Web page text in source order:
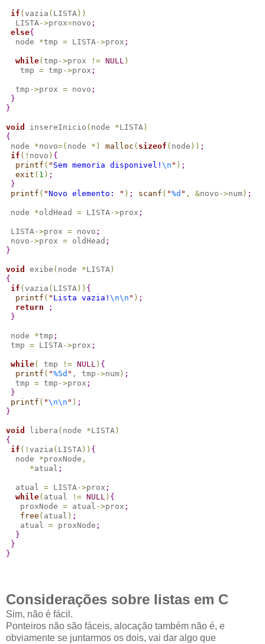
if ( vazia ( LISTA ) )
  LISTA
->prox=novo ;
else{
  node
*tmp = LISTA->prox ;
while( tmp ->prox ! = NULL )
   tmp
= tmp ->prox ;
  tmp
->prox = novo ;
}
}
void insereInicio ( node *LISTA )
{
node *novo=( node * ) malloc ( sizeof ( node ) ) ;
if ( ! novo ) {
printf ( " Sem memoria disponivel! \n " ) ;
exit ( 1 ) ;
}
printf ( "Novo elemento: " ) ; scanf ( "%d " , &novo ->num ) ;
node *oldHead = LISTA->prox ;
LISTA->prox = novo ;
novo ->prox = oldHead ;
}
void exibe ( node *LISTA )
{
if ( vazia ( LISTA ) ) {
printf ( " Lista vazia! \n\n " ) ;
return
;
}
node *tmp ;
tmp = LISTA->prox ;
while( tmp ! = NULL ) {
printf ( "%5d " , tmp ->num ) ;
  tmp
= tmp ->prox ;
}
printf ( "\n\n " ) ;
}
void libera ( node *LISTA )
{
if ( ! vazia ( LISTA ) ) {
  node
*proxNode ,
*atual ;
  atual
= LISTA->prox ;
while( atual ! = NULL ) {
   proxNode
= atual ->prox ;
free ( atual ) ;
   atual
= proxNode ;
}
}
}
Considerações sobre listas em C
Sim, não é fácil.
Ponteiros não são fáceis, alocação também não é, e
obviamente se juntarmos os dois, vai dar algo que